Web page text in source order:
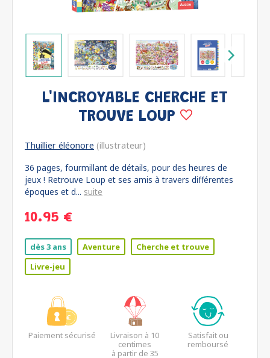
L'INCROYABLE CHERCHE ET
TROUVE LOUP
Thuillier éléonore (illustrateur)
36 pages, fourmillant de détails, pour des heures de
jeux ! Retrouve Loup et ses amis à travers différentes
époques et d... suite
10.95 €
dès 3 ans Aventure
Cherche et trouve
Livre-jeu
Paiement sécurisé
Livraison à 10
centimes
à partir de 35
Satisfait ou
remboursé